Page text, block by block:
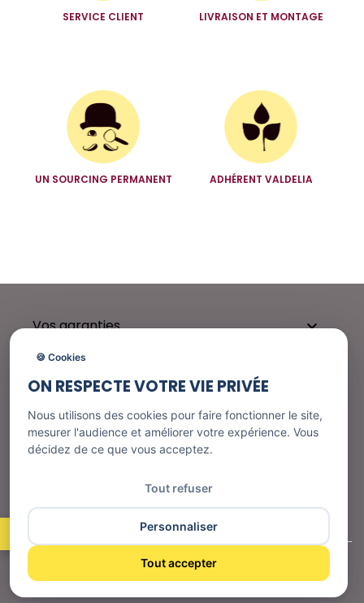
SERVICE CLIENT LIVRAISON ET MONTAGE
UN SOURCING PERMANENT ADHÉRENT VALDELIA
Vos garanties 
Besoin d'aide ?
Nos services
🍪 Cookies
ON RESPECTE VOTRE VIE PRIVÉE
Nous utilisons des cookies pour faire fonctionner le site,
mesurer l'audience et améliorer votre expérience. Vous
décidez de ce que vous acceptez.
Tout refuser
Personnaliser
Tout accepter